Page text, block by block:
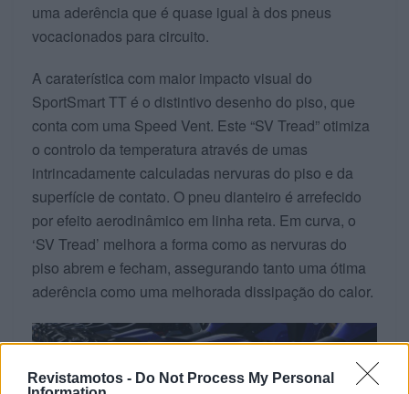
Revistamotos - Do Not Process My Personal
uma aderência que é quase igual à dos pneus
vocacionados para circuito.
A caraterística com maior impacto visual do
SportSmart TT é o distintivo desenho do piso, que
conta com uma Speed Vent. Este “SV Tread” otimiza
o controlo da temperatura através de umas
intrincadamente calculadas nervuras do piso e da
superfície de contato. O pneu dianteiro é arrefecido
por efeito aerodinâmico em linha reta. Em curva, o
‘SV Tread’ melhora a forma como as nervuras do
piso abrem e fecham, assegurando tanto uma ótima
aderência como uma melhorada dissipação do calor.